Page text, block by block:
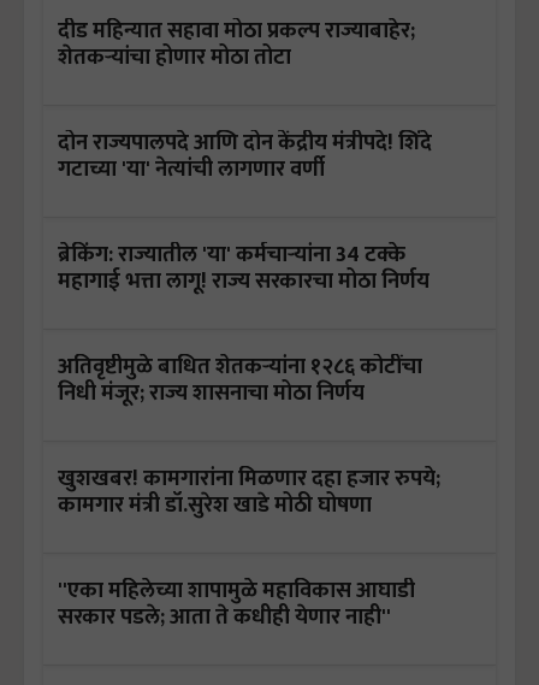
दीड महिन्यात सहावा मोठा प्रकल्प राज्याबाहेर;
शेतकऱ्यांचा होणार मोठा तोटा
दोन राज्यपालपदे आणि दोन केंद्रीय मंत्रीपदे! शिंदे
गटाच्या 'या' नेत्यांची लागणार वर्णी
ब्रेकिंग: राज्यातील 'या' कर्मचाऱ्यांना 34 टक्के
महागाई भत्ता लागू! राज्य सरकारचा मोठा निर्णय
अतिवृष्टीमुळे बाधित शेतकऱ्यांना १२८६ कोटींचा
निधी मंजूर; राज्य शासनाचा मोठा निर्णय
खुशखबर! कामगारांना मिळणार दहा हजार रुपये;
कामगार मंत्री डॉ.सुरेश खाडे मोठी घोषणा
''एका महिलेच्या शापामुळे महाविकास आघाडी
सरकार पडले; आता ते कधीही येणार नाही''